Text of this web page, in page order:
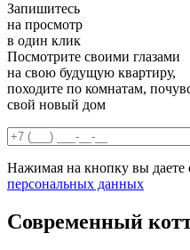
Запишитесь
на просмотр
в один клик
Посмотрите своими глазами
на свою будущую квартиру,
походите по комнатам,
свой новый дом
Нажимая на кнопку вы даете
персональных данных
Современный